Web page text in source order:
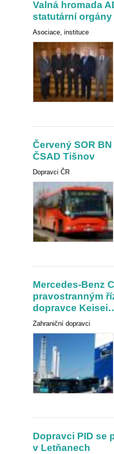
Valná hromada
statutární
Asociace, instituce
Červený SOR
ČSAD Tišnov
Dopravci ČR
Mercedes-Benz
pravostranným
dopravce
Zahraniční dopravci
Dopravci PID se
v Letňanech